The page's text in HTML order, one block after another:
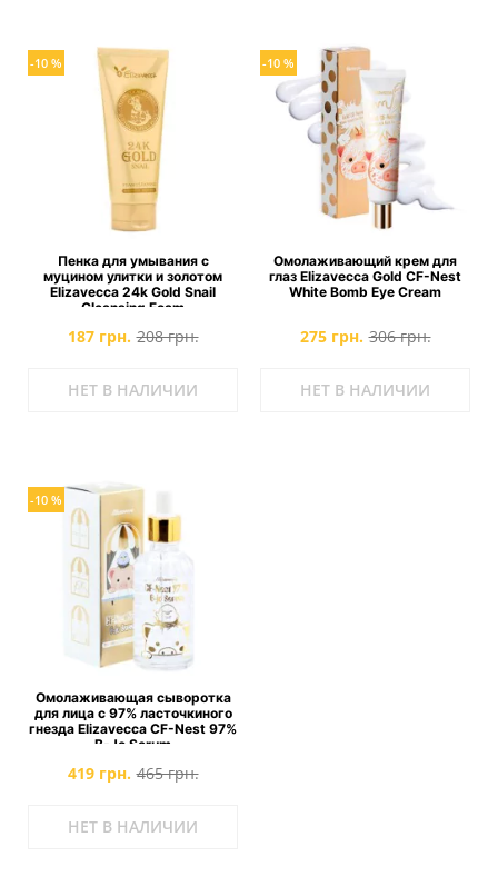
-10 %
Пенка для умывания с
муцином улитки и золотом
Elizavecca 24k Gold Snail
Cleansing Foam
187 грн. 208 грн.
НЕТ В НАЛИЧИИ
-10 %
Омолаживающий крем для
глаз Elizavecca Gold CF-Nest
White Bomb Eye Cream
275 грн. 306 грн.
НЕТ В НАЛИЧИИ
-10 %
Омолаживающая сыворотка
для лица с 97% ласточкиного
гнезда Elizavecca CF-Nest 97%
B-Jo Serum
419 грн. 465 грн.
НЕТ В НАЛИЧИИ